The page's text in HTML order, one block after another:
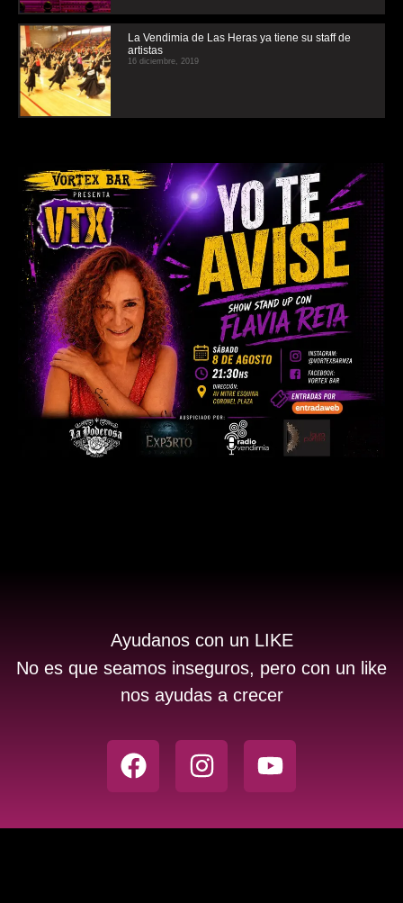
La Vendimia de Las Heras ya tiene su staff de
artistas
16 diciembre, 2019
Ayudanos con un LIKE
No es que seamos inseguros, pero con un like
nos ayudas a crecer